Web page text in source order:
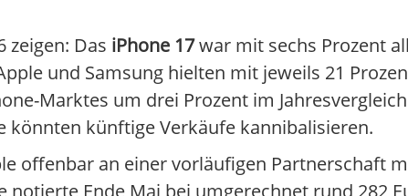
zeigen: Das iPhone 17war mit sechs Prozent
und Samsung hielten mit jeweils 21
Marktes um drei Prozent im
könnten künftige Verkäufe kannibalisieren.
offenbar an einer vorläufigen Partnerschaft